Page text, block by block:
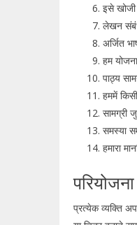
इसे खोजी
लेखन
अर्जित
हम
पाठ्य
हममें
सामग्री
समस्या
हमारा
प्रत्येक व्यक्ति